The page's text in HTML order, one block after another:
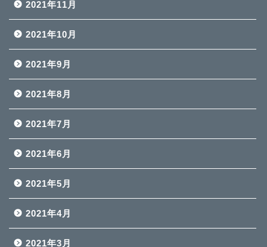
2021年11月
2021年10月
2021年9月
2021年8月
2021年7月
2021年6月
2021年5月
2021年4月
2021年3月